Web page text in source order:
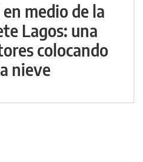
medio de la
Lagos: una
colocando
nieve